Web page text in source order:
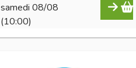
samedi 08/08
(10:00)